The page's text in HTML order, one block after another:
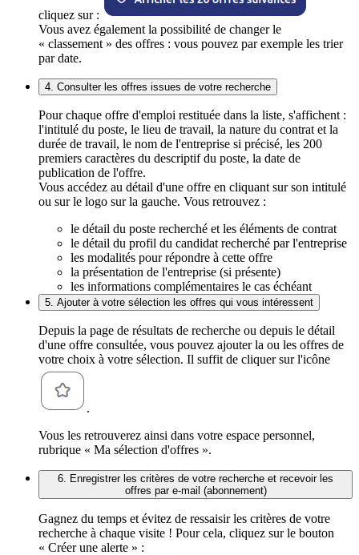
cliquez sur :
Vous avez également la possibilité de changer le
« classement » des offres : vous pouvez par exemple les trier
par date.
4. Consulter les offres issues de votre recherche
Pour chaque offre d'emploi restituée dans la liste, s'affichent :
l'intitulé du poste, le lieu de travail, la nature du contrat et la
durée de travail, le nom de l'entreprise si précisé, les 200
premiers caractères du descriptif du poste, la date de
publication de l'offre.
Vous accédez au détail d'une offre en cliquant sur son intitulé
ou sur le logo sur la gauche. Vous retrouvez :
le détail du poste recherché et les éléments de contrat
le détail du profil du candidat recherché par l'entreprise
les modalités pour répondre à cette offre
la présentation de l'entreprise (si présente)
les informations complémentaires le cas échéant
5. Ajouter à votre sélection les offres qui vous intéressent
Depuis la page de résultats de recherche ou depuis le détail
d'une offre consultée, vous pouvez ajouter la ou les offres de
votre choix à votre sélection. Il suffit de cliquer sur l'icône
.
Vous les retrouverez ainsi dans votre espace personnel,
rubrique « Ma sélection d'offres ».
6. Enregistrer les critères de votre recherche et recevoir les
offres par e-mail (abonnement)
Gagnez du temps et évitez de ressaisir les critères de votre
recherche à chaque visite ! Pour cela, cliquez sur le bouton
« Créer une alerte » :